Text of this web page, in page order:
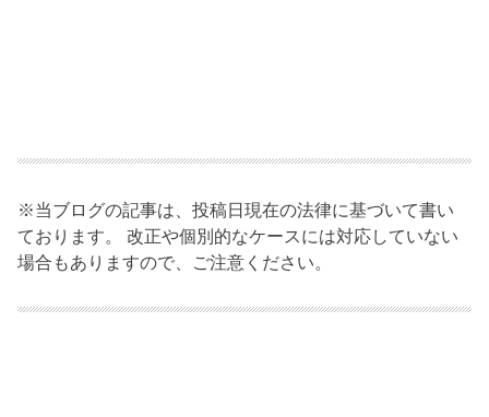
※当ブログの記事は、投稿日現在の法律に基づいて書い
ております。 改正や個別的なケースには対応していない
場合もありますので、ご注意ください。